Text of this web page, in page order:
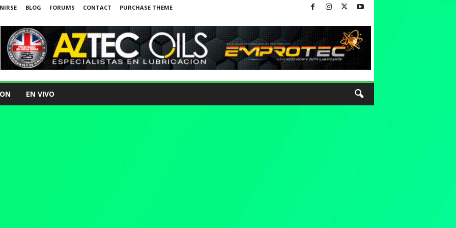
BLOG FORUMS CONTACT PURCHASE THEME
EN VIVO